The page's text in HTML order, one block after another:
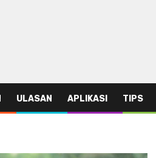
ULASAN APLIKASI TIPS